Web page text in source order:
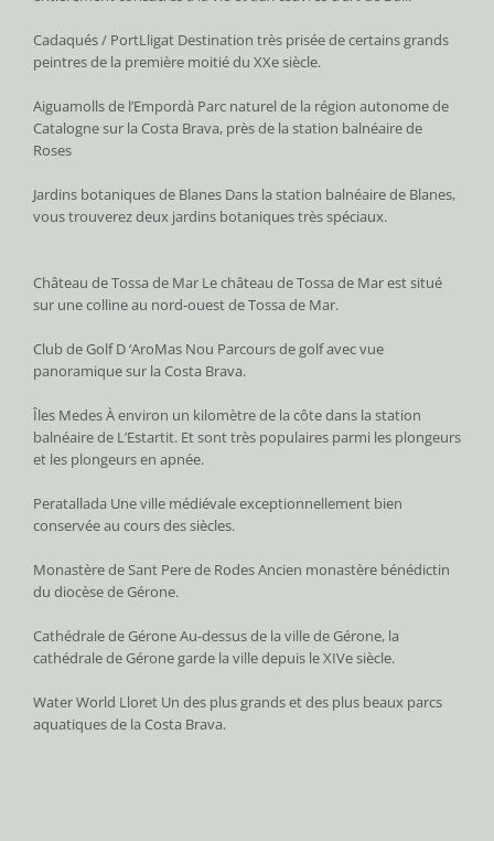
Cadaqués / PortLligat Destination très prisée de certains grands
peintres de la première moitié du XXe siècle.
Aiguamolls de l’Empordà Parc naturel de la région autonome de
Catalogne sur la Costa Brava, près de la station balnéaire de
Roses
Jardins botaniques de Blanes Dans la station balnéaire de Blanes,
vous trouverez deux jardins botaniques très spéciaux.
Château de Tossa de Mar Le château de Tossa de Mar est situé
sur une colline au nord-ouest de Tossa de Mar.
Club de Golf D ‘AroMas Nou Parcours de golf avec vue
panoramique sur la Costa Brava.
Îles Medes À environ un kilomètre de la côte dans la station
balnéaire de L’Estartit. Et sont très populaires parmi les plongeurs
et les plongeurs en apnée.
Peratallada Une ville médiévale exceptionnellement bien
conservée au cours des siècles.
Monastère de Sant Pere de Rodes Ancien monastère bénédictin
du diocèse de Gérone.
Cathédrale de Gérone Au-dessus de la ville de Gérone, la
cathédrale de Gérone garde la ville depuis le XIVe siècle.
Water World Lloret Un des plus grands et des plus beaux parcs
aquatiques de la Costa Brava.